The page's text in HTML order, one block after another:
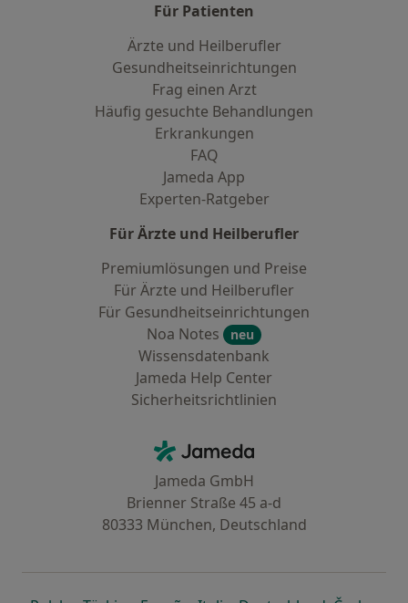
Für Patienten
Ärzte und Heilberufler
Gesundheitseinrichtungen
Frag einen Arzt
Häufig gesuchte Behandlungen
Erkrankungen
FAQ
Jameda App
Experten-Ratgeber
Für Ärzte und Heilberufler
Premiumlösungen und Preise
Für Ärzte und Heilberufler
Für Gesundheitseinrichtungen
Noa Notes
neu
Wissensdatenbank
Jameda Help Center
Sicherheitsrichtlinien
Jameda - Startseite
Jameda GmbH
Brienner Straße 45 a-d
80333 München, Deutschland